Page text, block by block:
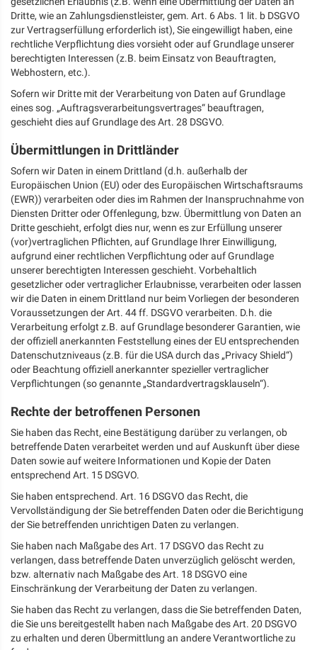
Dritte, wie an Zahlungsdienstleister, gem. Art. 6 Abs. 1 lit. b DSGVO
zur Vertragserfüllung erforderlich ist), Sie eingewilligt haben, eine
rechtliche Verpflichtung dies vorsieht oder auf Grundlage unserer
berechtigten Interessen (z.B. beim Einsatz von Beauftragten,
Webhostern, etc.).
Sofern wir Dritte mit der Verarbeitung von Daten auf Grundlage
eines sog. „Auftragsverarbeitungsvertrages“ beauftragen,
geschieht dies auf Grundlage des Art. 28 DSGVO.
Übermittlungen in Drittländer
Sofern wir Daten in einem Drittland (d.h. außerhalb der
Europäischen Union (EU) oder des Europäischen Wirtschaftsraums
(EWR)) verarbeiten oder dies im Rahmen der Inanspruchnahme von
Diensten Dritter oder Offenlegung, bzw. Übermittlung von Daten an
Dritte geschieht, erfolgt dies nur, wenn es zur Erfüllung unserer
(vor)vertraglichen Pflichten, auf Grundlage Ihrer Einwilligung,
aufgrund einer rechtlichen Verpflichtung oder auf Grundlage
unserer berechtigten Interessen geschieht. Vorbehaltlich
gesetzlicher oder vertraglicher Erlaubnisse, verarbeiten oder lassen
wir die Daten in einem Drittland nur beim Vorliegen der besonderen
Voraussetzungen der Art. 44 ff. DSGVO verarbeiten. D.h. die
Verarbeitung erfolgt z.B. auf Grundlage besonderer Garantien, wie
der offiziell anerkannten Feststellung eines der EU entsprechenden
Datenschutzniveaus (z.B. für die USA durch das „Privacy Shield“)
oder Beachtung offiziell anerkannter spezieller vertraglicher
Verpflichtungen (so genannte „Standardvertragsklauseln“).
Rechte der betroffenen Personen
Sie haben das Recht, eine Bestätigung darüber zu verlangen, ob
betreffende Daten verarbeitet werden und auf Auskunft über diese
Daten sowie auf weitere Informationen und Kopie der Daten
entsprechend Art. 15 DSGVO.
Sie haben entsprechend. Art. 16 DSGVO das Recht, die
Vervollständigung der Sie betreffenden Daten oder die Berichtigung
der Sie betreffenden unrichtigen Daten zu verlangen.
Sie haben nach Maßgabe des Art. 17 DSGVO das Recht zu
verlangen, dass betreffende Daten unverzüglich gelöscht werden,
bzw. alternativ nach Maßgabe des Art. 18 DSGVO eine
Einschränkung der Verarbeitung der Daten zu verlangen.
Sie haben das Recht zu verlangen, dass die Sie betreffenden Daten,
die Sie uns bereitgestellt haben nach Maßgabe des Art. 20 DSGVO
zu erhalten und deren Übermittlung an andere Verantwortliche zu